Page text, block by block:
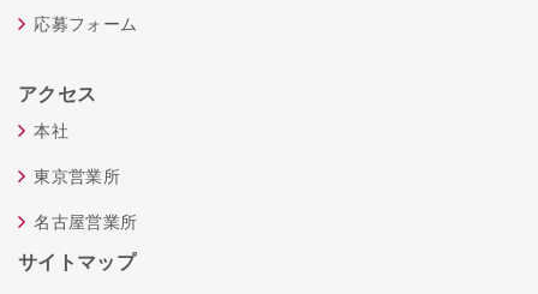
応募フォーム
アクセス
本社
東京営業所
名古屋営業所
サイトマップ